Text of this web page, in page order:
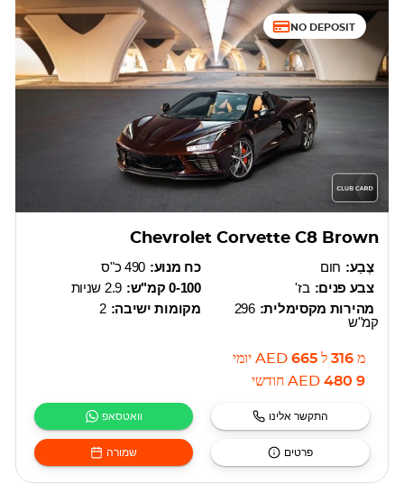
NO DEPOSIT
Chevrolet Corvette C8 Brown
כח מנוע: 490 כ"ס
0-100 קמ"ש:
2.9 שניות
מקומות ישיבה: 2
צֶבַע: חום
צבע פנים: בז'
מהירות מקסימלית: 296
קמ"ש
מ 316 ל 665
AED יומי
9 480
AED חודשי
וואטסאפ התקשר אלינו
שמורה פרטים